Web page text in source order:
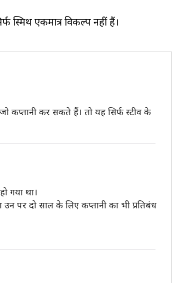
स्मिथ एकमात्र विकल्प नहीं हैं।
कप्तानी कर सकते हैं। तो यह सिर्फ स्टीव के
गया था।
पर दो साल के लिए कप्तानी का भी प्रतिबंध